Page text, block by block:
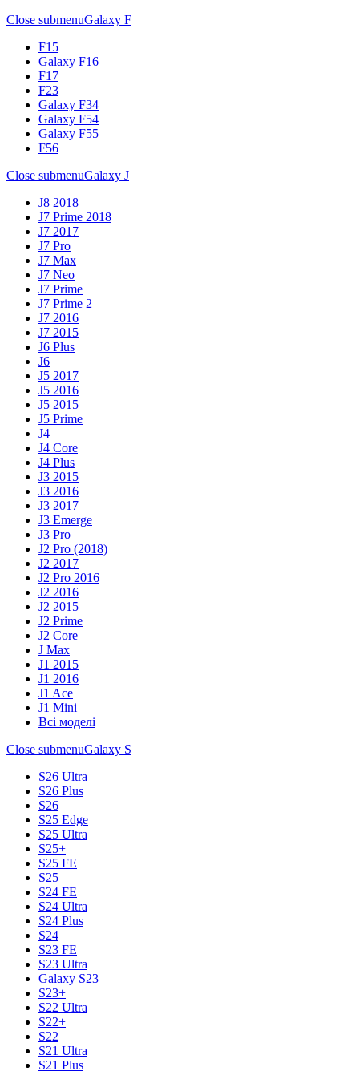
Close submenuGalaxy F
F15
Galaxy F16
F17
F23
Galaxy F34
Galaxy F54
Galaxy F55
F56
Close submenuGalaxy J
J8 2018
J7 Prime 2018
J7 2017
J7 Pro
J7 Max
J7 Neo
J7 Prime
J7 Prime 2
J7 2016
J7 2015
J6 Plus
J6
J5 2017
J5 2016
J5 2015
J5 Prime
J4
J4 Core
J4 Plus
J3 2015
J3 2016
J3 2017
J3 Emerge
J3 Pro
J2 Pro (2018)
J2 2017
J2 Pro 2016
J2 2016
J2 2015
J2 Prime
J2 Core
J Max
J1 2015
J1 2016
J1 Ace
J1 Mini
Всі моделі
Close submenuGalaxy S
S26 Ultra
S26 Plus
S26
S25 Edge
S25 Ultra
S25+
S25 FE
S25
S24 FE
S24 Ultra
S24 Plus
S24
S23 FE
S23 Ultra
Galaxy S23
S23+
S22 Ultra
S22+
S22
S21 Ultra
S21 Plus